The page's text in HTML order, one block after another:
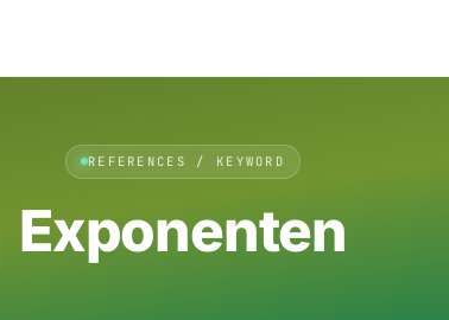
REFERENCES / KEYWORD
Exponenten